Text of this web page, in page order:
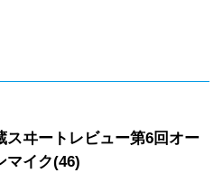
スヰートレビュー第6回オー
マイク(46)